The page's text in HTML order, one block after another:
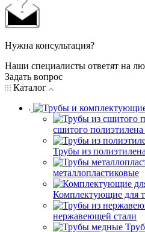
Нужна консультация?
Наши специалисты ответят на
Задать вопрос
Каталог
сшитого
Трубы из
металлопластиковые
Комплектующие для
нержавеющей стали